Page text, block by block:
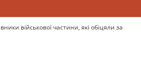
військової частини, які обіцяли за